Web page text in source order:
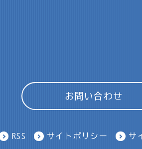
お問い合わせ
RSS サイトポリシー サ